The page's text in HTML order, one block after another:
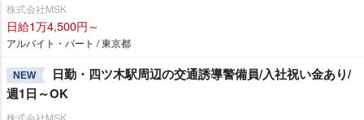
株式会社MSK
日給1万4,500円～
アルバイト・パート / 東京都
NEW
日勤・四ツ木駅周辺の交通誘導警備員/入社祝い金あり/
週1日～OK
株式会社MSK